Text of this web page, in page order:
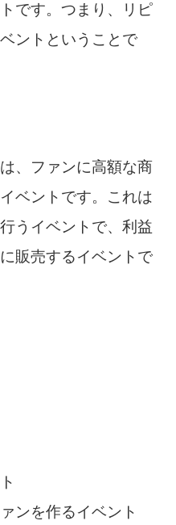
です。つまり、リピ
ントということで
、ファンに高額な商
ベントです。これは
うイベントで、利益
販売するイベントで
ンを作るイベント